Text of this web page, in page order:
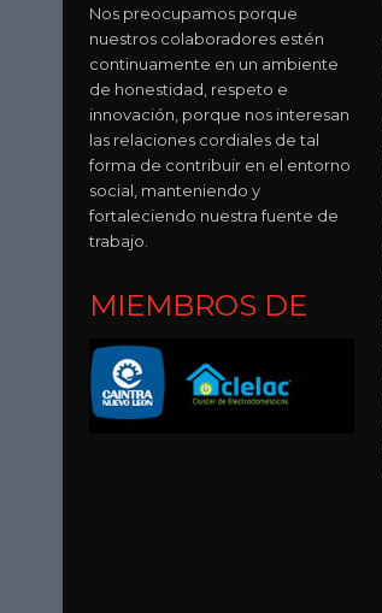
Nos preocupamos porque
nuestros colaboradores estén
continuamente en un ambiente
de honestidad, respeto e
innovación, porque nos interesan
las relaciones cordiales de tal
forma de contribuir en el entorno
social, manteniendo y
fortaleciendo nuestra fuente de
trabajo.
MIEMBROS DE